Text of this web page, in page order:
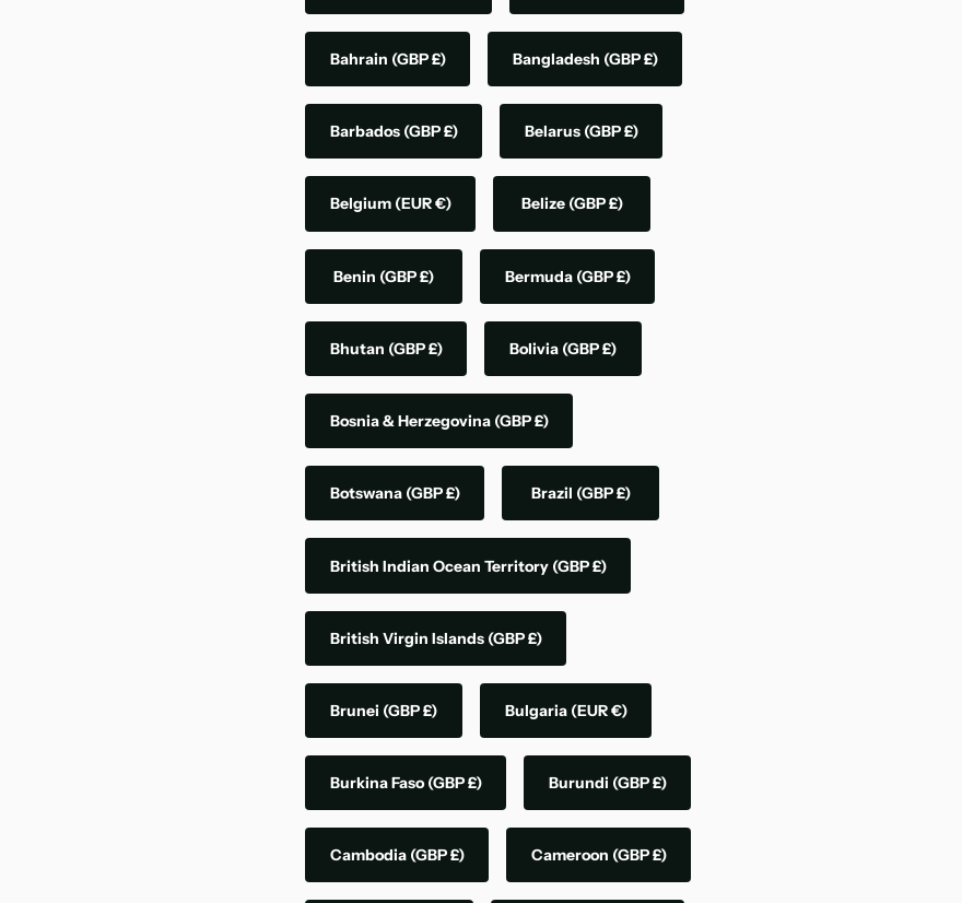
Bahrain (GBP £) Bangladesh (GBP £)
Barbados (GBP £) Belarus (GBP £)
Belgium (EUR €) Belize (GBP £)
Benin (GBP £) Bermuda (GBP £)
Bhutan (GBP £) Bolivia (GBP £)
Bosnia & Herzegovina (GBP £)
Botswana (GBP £) Brazil (GBP £)
British Indian Ocean Territory (GBP £)
British Virgin Islands (GBP £)
Brunei (GBP £) Bulgaria (EUR €)
Burkina Faso(GBP £) Burundi (GBP £)
Cambodia (GBP £) Cameroon (GBP £)